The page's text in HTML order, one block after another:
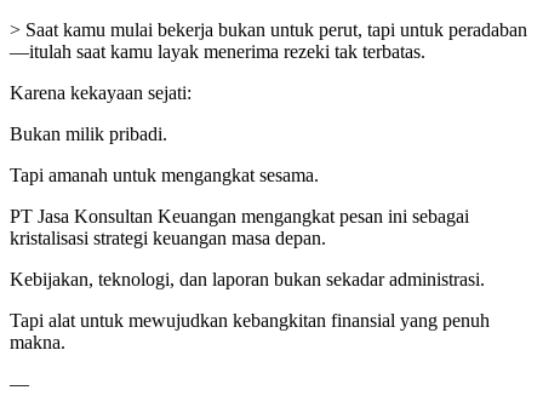
> Saat kamu mulai bekerja bukan untuk perut, tapi untuk peradaban
—itulah saat kamu layak menerima rezeki tak terbatas.
Karena kekayaan sejati:
Bukan milik pribadi.
Tapi amanah untuk mengangkat sesama.
PT Jasa Konsultan Keuangan mengangkat pesan ini sebagai
kristalisasi strategi keuangan masa depan.
Kebijakan, teknologi, dan laporan bukan sekadar administrasi.
Tapi alat untuk mewujudkan kebangkitan finansial yang penuh
makna.
—